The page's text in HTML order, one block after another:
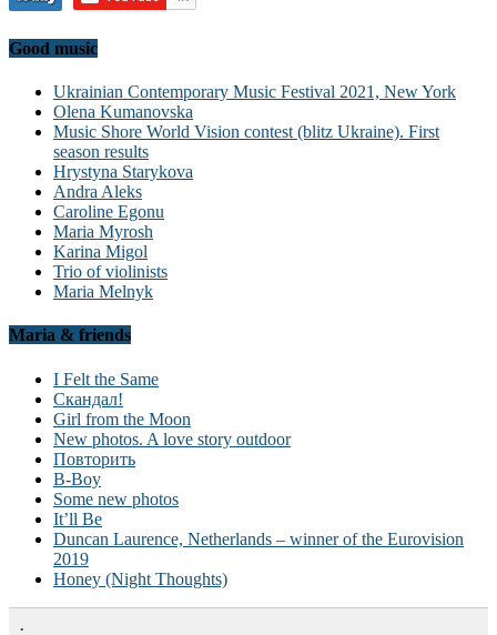
Good music
Ukrainian Contemporary Music Festival 2021, New York
Olena Kumanovska
Music Shore World Vision contest (blitz Ukraine). First
season results
Hrystyna Starykova
Andra Aleks
Caroline Egonu
Maria Myrosh
Karina Migol
Trio of violinists
Maria Melnyk
Maria & friends
I Felt the Same
Скандал!
Girl from the Moon
New photos. A love story outdoor
Повторить
B-Boy
Some new photos
It’ll Be
Duncan Laurence, Netherlands – winner of the Eurovision
2019
Honey (Night Thoughts)
.